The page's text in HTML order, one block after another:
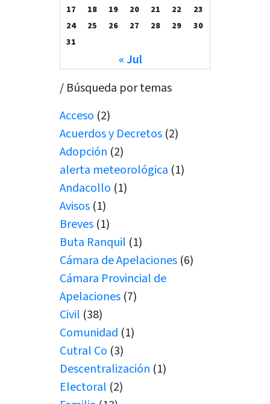
17
18 19 20 21 22
23
24
25 26 27 28 29
30
31
« Jul
/ Búsqueda por temas
Acceso (2)
Acuerdos y Decretos (2)
Adopción (2)
alerta meteorológica (1)
Andacollo (1)
Avisos (1)
Breves (1)
Buta Ranquil (1)
Cámara de Apelaciones (6)
Cámara Provincial de
Apelaciones (7)
Civil (38)
Comunidad (1)
Cutral Co (3)
Descentralización (1)
Electoral (2)